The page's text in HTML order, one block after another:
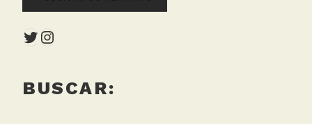
Twitter
Instagram
BUSCAR: